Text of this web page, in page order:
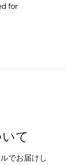
for
て
でお届けし